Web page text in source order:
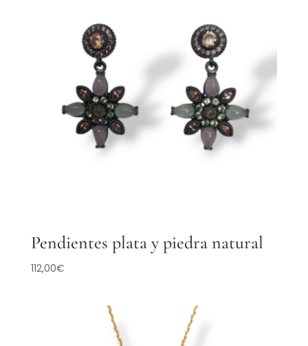
Pendientes plata y piedra natural
112,00€